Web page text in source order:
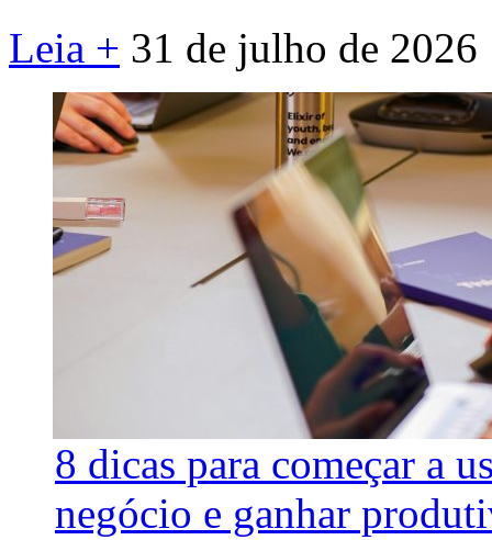
Leia + 31 de julho de 2026
8 dicas para começar a
negócio e ganhar